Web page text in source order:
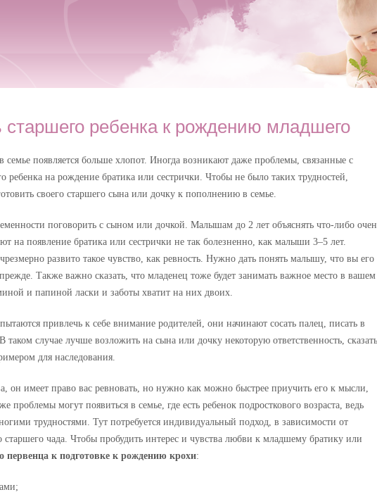
старшего ребенка к рождению младшего
семье появляется больше хлопот. Иногда возникают даже проблемы, связанные с
ребенка на рождение братика или сестрички. Чтобы не было таких трудностей,
своего старшего сына или дочку к пополнению в семье.
поговорить с сыном или дочкой. Малышам до 2 лет объяснять что-либо
на появление братика или сестрички не так болезненно, как малыши 3–5 лет.
развито такое чувство, как ревность. Нужно дать понять малышу, что вы его
Также важно сказать, что младенец тоже будет занимать важное место в вашем
и папиной ласки и заботы хватит на них двоих.
привлечь к себе внимание родителей, они начинают сосать палец, писать в
таком случае лучше возложить на сына или дочку некоторую ответственность,
для наследования.
он имеет право вас ревновать, но нужно как можно быстрее приучить его к мысли,
проблемы могут появиться в семье, где есть ребенок подросткового возраста, ведь
трудностями. Тут потребуется индивидуальный подход, в зависимости от
старшего чада. Чтобы пробудить интерес и чувства любви к младшему братику или
первенца к подготовке к рождению крохи: